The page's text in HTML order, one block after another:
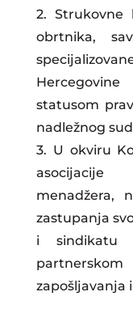
2. Strukovne
obrtnika,
statusom
nadležnog
3. U okviru
asocijacije
menadžera,
zastupanja
i sindikatu
zapošljavanja